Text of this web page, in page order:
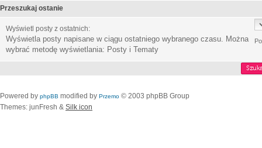
Przeszukaj ostanie
Wyświetl posty z ostatnich:
Wyświetla posty napisane w ciągu ostatniego wybranego czasu. Można
wybrać metodę wyświetlania: Posty i Tematy
Powered by phpBB modified by Przemo © 2003 phpBB Group
Themes: junFresh & Silk icon